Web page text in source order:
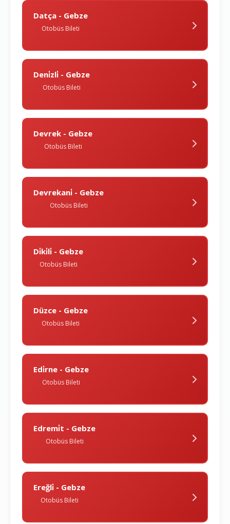
Datça - Gebze
Otobüs Bileti
Deni̇zli̇ - Gebze
Otobüs Bileti
Devrek - Gebze
Otobüs Bileti
Devrekani̇ - Gebze
Otobüs Bileti
Di̇ki̇li̇ - Gebze
Otobüs Bileti
Düzce - Gebze
Otobüs Bileti
Edi̇rne - Gebze
Otobüs Bileti
Edremi̇t - Gebze
Otobüs Bileti
Ereğli̇ - Gebze
Otobüs Bileti